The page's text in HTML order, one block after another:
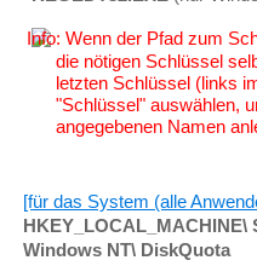
Wenn der Pfad zum
die nötigen Schlüssel
letzten Schlüssel (links
"Schlüssel" auswählen,
angegebenen Namen
[für das System (alle
Windows NT\ DiskQuota